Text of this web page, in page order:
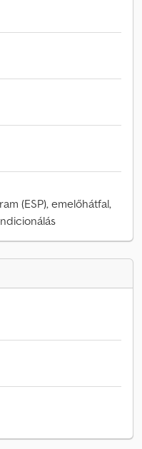
(ESP), emelőhátfal,